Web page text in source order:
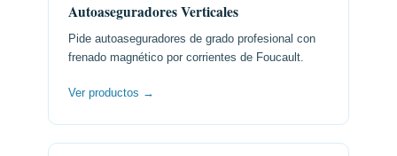
Autoaseguradores Verticales
Pide autoaseguradores de grado profesional con
frenado magnético por corrientes de Foucault.
Ver productos →